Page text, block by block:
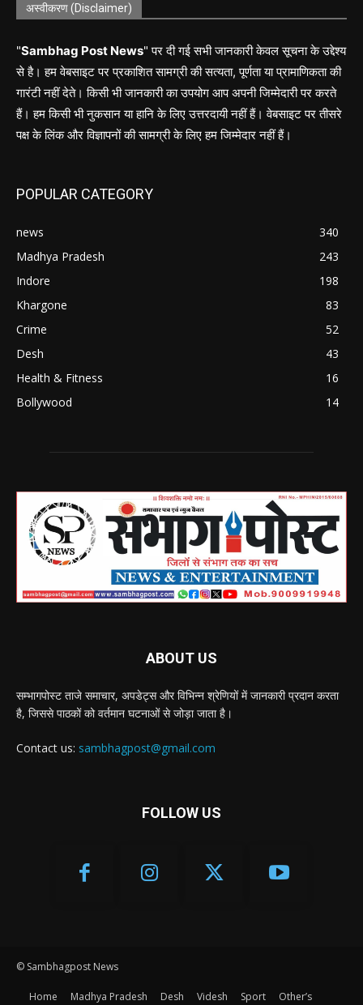
अस्वीकरण (Disclaimer)
"Sambhag Post News" पर दी गई सभी जानकारी केवल सूचना के उद्देश्य
से है। हम वेबसाइट पर प्रकाशित सामग्री की सत्यता, पूर्णता या प्रामाणिकता की
गारंटी नहीं देते। किसी भी जानकारी का उपयोग आप अपनी जिम्मेदारी पर करते
हैं। हम किसी भी नुकसान या हानि के लिए उत्तरदायी नहीं हैं। वेबसाइट पर तीसरे
पक्ष के लिंक और विज्ञापनों की सामग्री के लिए हम जिम्मेदार नहीं हैं।
POPULAR CATEGORY
news
340
Madhya Pradesh
243
Indore
198
Khargone
83
Crime
52
Desh
43
Health & Fitness
16
Bollywood
14
ABOUT US
सम्भागपोस्ट ताजे समाचार, अपडेट्स और विभिन्न श्रेणियों में जानकारी प्रदान करता
है, जिससे पाठकों को वर्तमान घटनाओं से जोड़ा जाता है।
Contact us: sambhagpost@gmail.com
FOLLOW US
© Sambhagpost News
Home Madhya Pradesh Desh Videsh Sport Other’s